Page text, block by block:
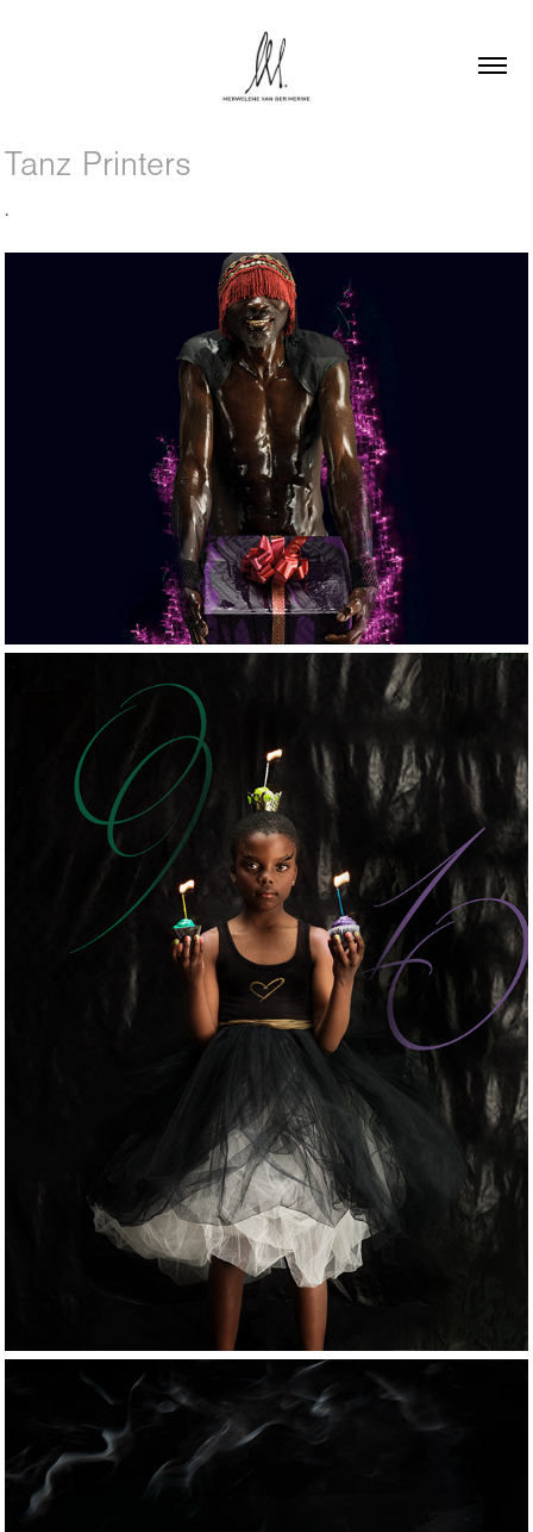
Tanz Printers
.